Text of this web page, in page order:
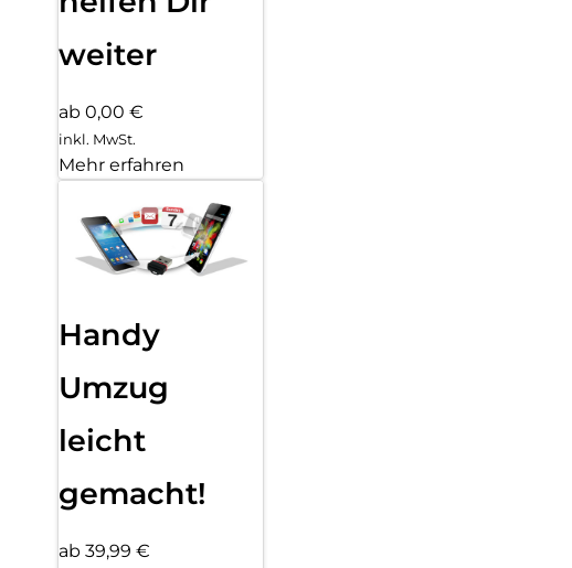
weiter
ab 0,00 €
inkl. MwSt.
Mehr erfahren
Handy
Umzug
leicht
gemacht!
ab 39,99 €